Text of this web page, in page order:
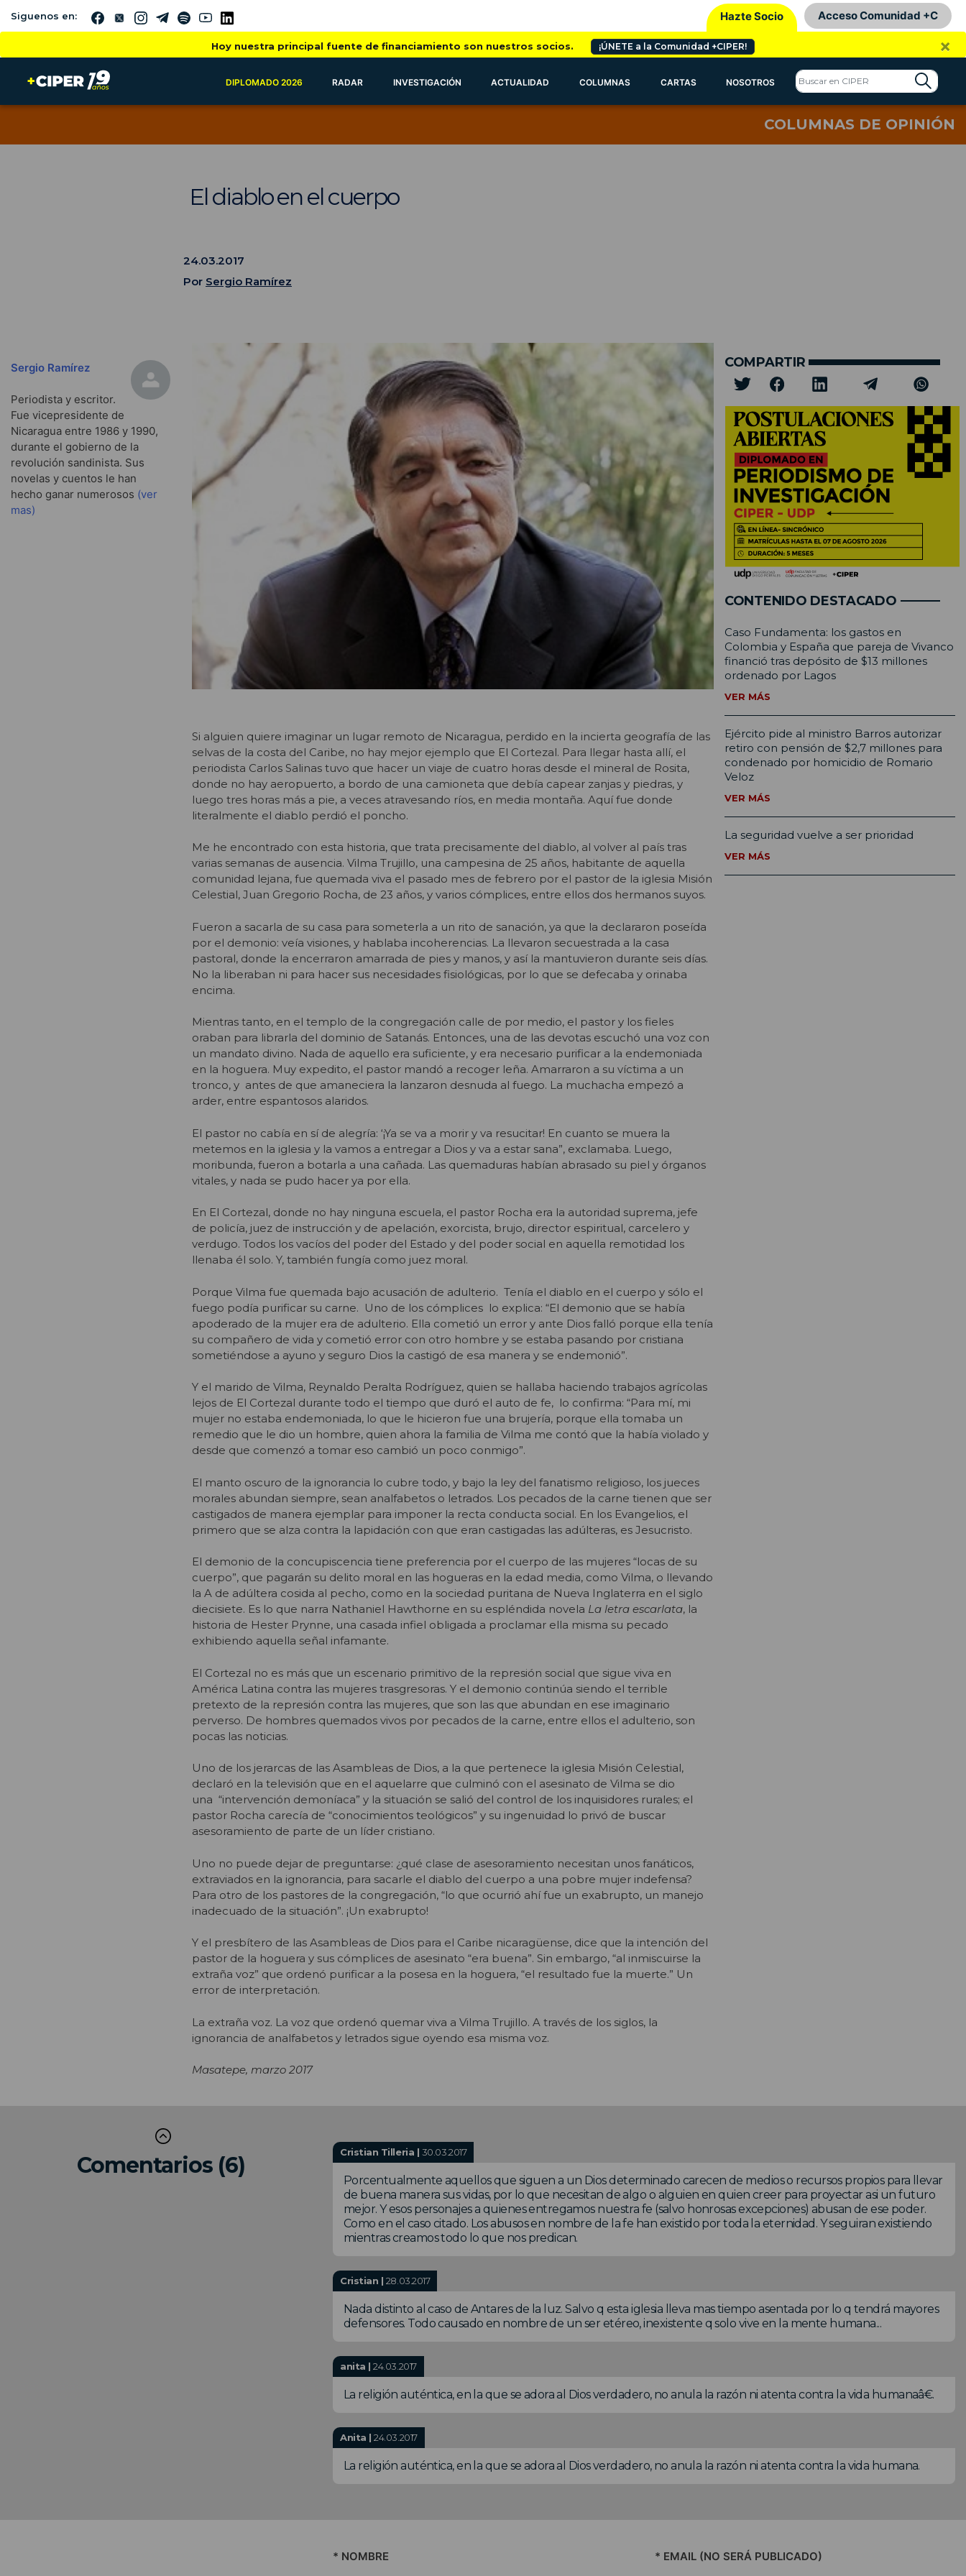
Siguenos en: Hazte Socio Acceso Comunidad +C
Hoy nuestra principal fuente de financiamiento son nuestros socios. ¡ÚNETE a la Comunidad +CIPER! ×
DIPLOMADO 2026 RADAR INVESTIGACIÓN ACTUALIDAD COLUMNAS CARTAS NOSOTROS
COLUMNAS DE OPINIÓN
El diablo en el cuerpo
24.03.2017
Por Sergio Ramírez
Sergio Ramírez
Periodista y escritor.
Fue vicepresidente de
Nicaragua entre 1986 y 1990,
durante el gobierno de la
revolución sandinista. Sus
novelas y cuentos le han
hecho ganar numerosos (ver
mas)
Si alguien quiere imaginar un lugar remoto de Nicaragua, perdido en la incierta geografía de las
selvas de la costa del Caribe, no hay mejor ejemplo que El Cortezal. Para llegar hasta allí, el
periodista Carlos Salinas tuvo que hacer un viaje de cuatro horas desde el mineral de Rosita,
donde no hay aeropuerto, a bordo de una camioneta que debía capear zanjas y piedras, y
luego tres horas más a pie, a veces atravesando ríos, en media montaña. Aquí fue donde
literalmente el diablo perdió el poncho.
Me he encontrado con esta historia, que trata precisamente del diablo, al volver al país tras
varias semanas de ausencia. Vilma Trujillo, una campesina de 25 años, habitante de aquella
comunidad lejana, fue quemada viva el pasado mes de febrero por el pastor de la iglesia Misión
Celestial, Juan Gregorio Rocha, de 23 años, y varios cómplices, entre ellos dos hermanos suyos.
Fueron a sacarla de su casa para someterla a un rito de sanación, ya que la declararon poseída
por el demonio: veía visiones, y hablaba incoherencias. La llevaron secuestrada a la casa
pastoral, donde la encerraron amarrada de pies y manos, y así la mantuvieron durante seis días.
No la liberaban ni para hacer sus necesidades fisiológicas, por lo que se defecaba y orinaba
encima.
Mientras tanto, en el templo de la congregación calle de por medio, el pastor y los fieles
oraban para librarla del dominio de Satanás. Entonces, una de las devotas escuchó una voz con
un mandato divino. Nada de aquello era suficiente, y era necesario purificar a la endemoniada
en la hoguera. Muy expedito, el pastor mandó a recoger leña. Amarraron a su víctima a un
tronco, y antes de que amaneciera la lanzaron desnuda al fuego. La muchacha empezó a
arder, entre espantosos alaridos.
El pastor no cabía en sí de alegría: ‘¡Ya se va a morir y va resucitar! En cuanto se muera la
metemos en la iglesia y la vamos a entregar a Dios y va a estar sana”, exclamaba. Luego,
moribunda, fueron a botarla a una cañada. Las quemaduras habían abrasado su piel y órganos
vitales, y nada se pudo hacer ya por ella.
En El Cortezal, donde no hay ninguna escuela, el pastor Rocha era la autoridad suprema, jefe
de policía, juez de instrucción y de apelación, exorcista, brujo, director espiritual, carcelero y
verdugo. Todos los vacíos del poder del Estado y del poder social en aquella remotidad los
llenaba él solo. Y, también fungía como juez moral.
Porque Vilma fue quemada bajo acusación de adulterio. Tenía el diablo en el cuerpo y sólo el
fuego podía purificar su carne. Uno de los cómplices lo explica: “El demonio que se había
apoderado de la mujer era de adulterio. Ella cometió un error y ante Dios falló porque ella tenía
su compañero de vida y cometió error con otro hombre y se estaba pasando por cristiana
sometiéndose a ayuno y seguro Dios la castigó de esa manera y se endemonió”.
Y el marido de Vilma, Reynaldo Peralta Rodríguez, quien se hallaba haciendo trabajos agrícolas
lejos de El Cortezal durante todo el tiempo que duró el auto de fe, lo confirma: “Para mí, mi
mujer no estaba endemoniada, lo que le hicieron fue una brujería, porque ella tomaba un
remedio que le dio un hombre, quien ahora la familia de Vilma me contó que la había violado y
desde que comenzó a tomar eso cambió un poco conmigo”.
El manto oscuro de la ignorancia lo cubre todo, y bajo la ley del fanatismo religioso, los jueces
morales abundan siempre, sean analfabetos o letrados. Los pecados de la carne tienen que ser
castigados de manera ejemplar para imponer la recta conducta social. En los Evangelios, el
primero que se alza contra la lapidación con que eran castigadas las adúlteras, es Jesucristo.
El demonio de la concupiscencia tiene preferencia por el cuerpo de las mujeres “locas de su
cuerpo”, que pagarán su delito moral en las hogueras en la edad media, como Vilma, o llevando
la A de adúltera cosida al pecho, como en la sociedad puritana de Nueva Inglaterra en el siglo
diecisiete. Es lo que narra Nathaniel Hawthorne en su espléndida novela La letra escarlata, la
historia de Hester Prynne, una casada infiel obligada a proclamar ella misma su pecado
exhibiendo aquella señal infamante.
El Cortezal no es más que un escenario primitivo de la represión social que sigue viva en
América Latina contra las mujeres trasgresoras. Y el demonio continúa siendo el terrible
pretexto de la represión contra las mujeres, que son las que abundan en ese imaginario
perverso. De hombres quemados vivos por pecados de la carne, entre ellos el adulterio, son
pocas las noticias.
Uno de los jerarcas de las Asambleas de Dios, a la que pertenece la iglesia Misión Celestial,
declaró en la televisión que en el aquelarre que culminó con el asesinato de Vilma se dio
una “intervención demoníaca” y la situación se salió del control de los inquisidores rurales; el
pastor Rocha carecía de “conocimientos teológicos” y su ingenuidad lo privó de buscar
asesoramiento de parte de un líder cristiano.
Uno no puede dejar de preguntarse: ¿qué clase de asesoramiento necesitan unos fanáticos,
extraviados en la ignorancia, para sacarle el diablo del cuerpo a una pobre mujer indefensa?
Para otro de los pastores de la congregación, “lo que ocurrió ahí fue un exabrupto, un manejo
inadecuado de la situación”. ¡Un exabrupto!
Y el presbítero de las Asambleas de Dios para el Caribe nicaragüense, dice que la intención del
pastor de la hoguera y sus cómplices de asesinato “era buena”. Sin embargo, “al inmiscuirse la
extraña voz” que ordenó purificar a la posesa en la hoguera, “el resultado fue la muerte.” Un
error de interpretación.
La extraña voz. La voz que ordenó quemar viva a Vilma Trujillo. A través de los siglos, la
ignorancia de analfabetos y letrados sigue oyendo esa misma voz.
Masatepe, marzo 2017
COMPARTIR
CONTENIDO DESTACADO
Caso Fundamenta: los gastos en
Colombia y España que pareja de Vivanco
financió tras depósito de $13 millones
ordenado por Lagos
VER MÁS
Ejército pide al ministro Barros autorizar
retiro con pensión de $2,7 millones para
condenado por homicidio de Romario
Veloz
VER MÁS
La seguridad vuelve a ser prioridad
VER MÁS
Comentarios (6) Cristian Tilleria | 30.03.2017
Porcentualmente aquellos que siguen a un Dios determinado carecen de medios o recursos propios para llevar
de buena manera sus vidas, por lo que necesitan de algo o alguien en quien creer para proyectar asi un futuro
mejor. Y esos personajes a quienes entregamos nuestra fe (salvo honrosas excepciones) abusan de ese poder.
Como en el caso citado. Los abusos en nombre de la fe han existido por toda la eternidad. Y seguiran existiendo
mientras creamos todo lo que nos predican.
Cristian | 28.03.2017
Nada distinto al caso de Antares de la luz. Salvo q esta iglesia lleva mas tiempo asentada por lo q tendrá mayores
defensores. Todo causado en nombre de un ser etéreo, inexistente q solo vive en la mente humana...
anita |24.03.2017
La religión auténtica, en la que se adora al Dios verdadero, no anula la razón ni atenta contra la vida humanaâ€.
Anita |24.03.2017
La religión auténtica, en la que se adora al Dios verdadero, no anula la razón ni atenta contra la vida humana.
* NOMBRE * EMAIL (NO SERÁ PUBLICADO)